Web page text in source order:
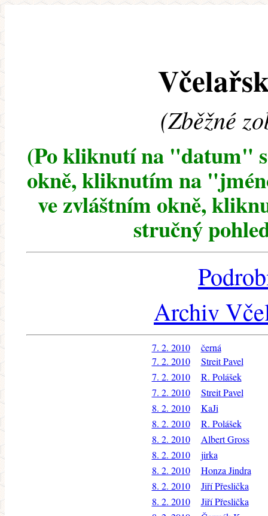
(Zběžné
(Po kliknutí na "datum"
okně, kliknutím na
ve zvláštním okně,
stručný
Archiv
7. 2. 2010
černá
7. 2. 2010
Streit Pavel
7. 2. 2010
R. Polášek
7. 2. 2010
Streit Pavel
8. 2. 2010
KaJi
8. 2. 2010
R. Polášek
8. 2. 2010
Albert Gross
8. 2. 2010
jirka
8. 2. 2010
Honza Jindra
8. 2. 2010
Jiří Přeslička
8. 2. 2010
Jiří Přeslička